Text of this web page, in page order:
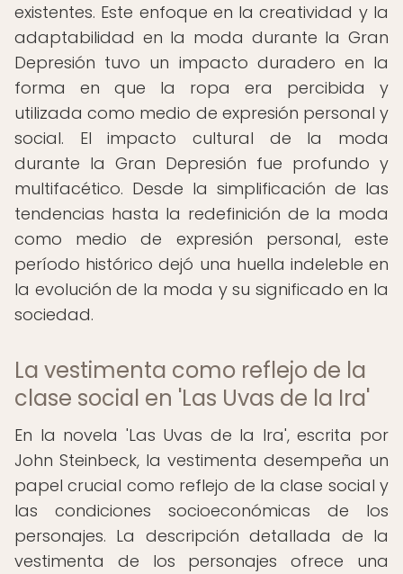
existentes. Este enfoque en la creatividad y la
adaptabilidad en la moda durante la Gran
Depresión tuvo un impacto duradero en la
forma en que la ropa era percibida y
utilizada como medio de expresión personal y
social. El impacto cultural de la moda
durante la Gran Depresión fue profundo y
multifacético. Desde la simplificación de las
tendencias hasta la redefinición de la moda
como medio de expresión personal, este
período histórico dejó una huella indeleble en
la evolución de la moda y su significado en la
sociedad.
La vestimenta como reflejo de la
clase social en 'Las Uvas de la Ira'
En la novela 'Las Uvas de la Ira', escrita por
John Steinbeck, la vestimenta desempeña un
papel crucial como reflejo de la clase social y
las condiciones socioeconómicas de los
personajes. La descripción detallada de la
vestimenta de los personajes ofrece una